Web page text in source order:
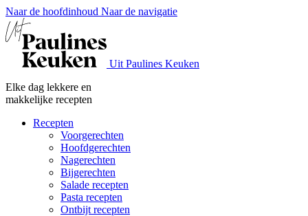
Naar de hoofdinhoud Naar de navigatie
Uit Paulines Keuken
Elke dag lekkere en
makkelijke recepten
Recepten
Voorgerechten
Hoofdgerechten
Nagerechten
Bijgerechten
Salade recepten
Pasta recepten
Ontbijt recepten